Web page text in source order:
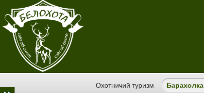
Охотничий туризм Барахолка